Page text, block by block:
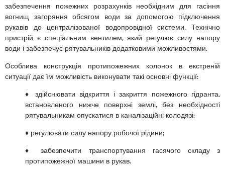
забезпечення пожежних розрахунків необхідним для гасіння
вогнищ загоряння обсягом води за допомогою підключення
рукавів до централізованої водопровідної системи. Технічно
пристрій є спеціальним вентилем, який регулює силу напору
води і забезпечує рятувальників додатковими можливостями.
Особлива конструкція протипожежних колонок в екстреній
ситуації дає їм можливість виконувати такі основні функції:
♦ здійснювати відкриття і закриття пожежного гідранта,
встановленого нижче поверхні землі, без необхідності
рятувальникам опускатися в каналізаційні колодязі;
♦ регулювати силу напору робочої рідини;
♦ забезпечити транспортування гасячого складу з
протипожежної машини в рукав.